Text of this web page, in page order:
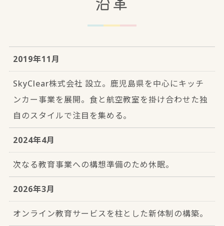
2019年11月
SkyClear株式会社 設立。鹿児島県を中心にキッチ
ンカー事業を展開。食と航空教室を掛け合わせた独
自のスタイルで注目を集める。
2024年4月
次なる教育事業への構想準備のため休眠。
2026年3月
オンライン教育サービスを柱とした新体制の構築。